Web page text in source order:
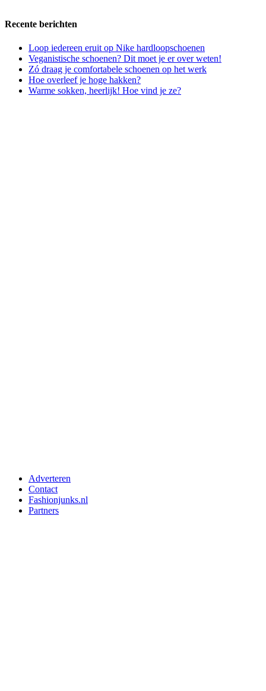
Recente berichten
Loop iedereen eruit op Nike hardloopschoenen
Veganistische schoenen? Dit moet je er over weten!
Zó draag je comfortabele schoenen op het werk
Hoe overleef je hoge hakken?
Warme sokken, heerlijk! Hoe vind je ze?
Adverteren
Contact
Fashionjunks.nl
Partners